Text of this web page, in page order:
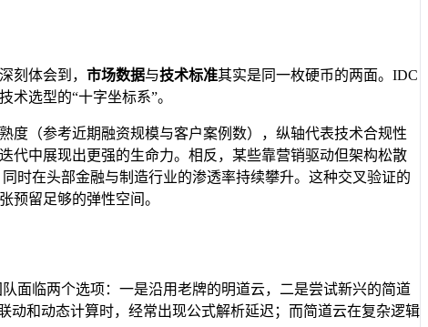
刻体会到， 市场数据与技术标准其实是同一枚硬币的两面。IDC
选型的“十字坐标系”。
度（参考近期融资规模与客户案例数），纵轴代表技术合规性
代中展现出更强的生命力。相反，某些靠营销驱动但架构松散
时在头部金融与制造行业的渗透率持续攀升。这种交叉验证的
预留足够的弹性空间。
面临两个选项：一是沿用老牌的明道云，二是尝试新兴的简道
动和动态计算时，经常出现公式解析延迟；而简道云在复杂逻辑